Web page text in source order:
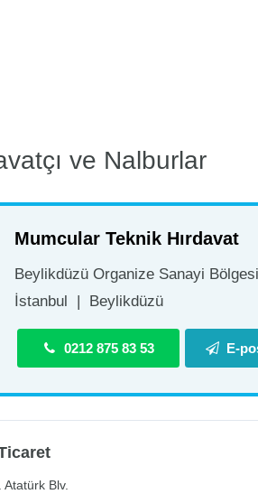
ve Nalburlar
Mumcular Teknik Hırdavat
Beylikdüzü Organize Sanayi
İstanbul
Beylikdüzü
0212 875 83 53 E-
Atatürk Blv.